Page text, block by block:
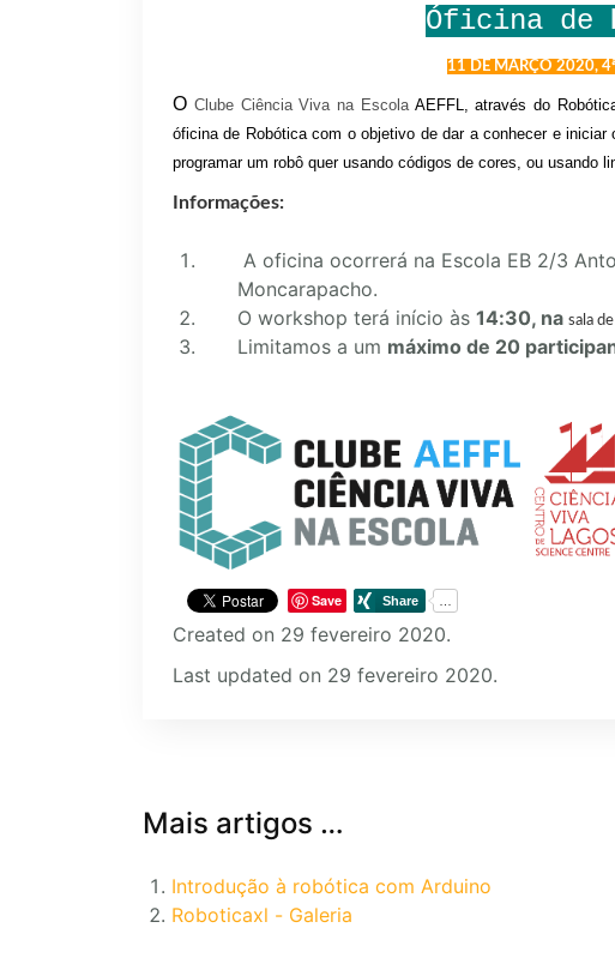
Óficina de
11 DE MARÇO 2020,
O Clube Ciência Viva na EscolaAEFFL, através do
óficina de Robótica com o objetivo de dar a conhecer e
programar um robô quer usando códigos de cores, ou usando
Informações:
A oficina ocorrerá na Escola EB 2/3
Moncarapacho.
O workshop terá início às 14:30, na sala
Limitamos a um máximo de 20
Save
Created on 29 fevereiro 2020.
Last updated on 29 fevereiro 2020.
Mais artigos …
Introdução à robótica com Arduino
Roboticaxl - Galeria